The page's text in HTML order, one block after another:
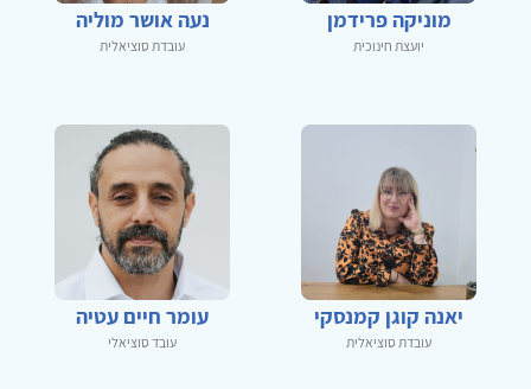
מוניקה פרידמן
יועצת חינוכית
נעה אושר מוליה
עובדת סוציאלית
יאנה קוגן קמנסקי
עובדת סוציאלית
עומר חיים עטיה
עובד סוציאלי